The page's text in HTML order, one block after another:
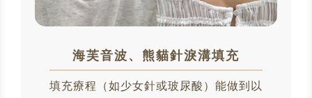
海芙音波、熊貓針淚溝填充
填充療程（如少女針或玻尿酸）能做到以